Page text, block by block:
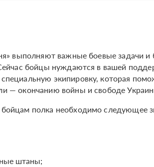
выполняют важные боевые задачи
бойцы нуждаются в вашей
экипировку, которая
— окончанию войны и свободе
полка необходимо следующее
штаны;